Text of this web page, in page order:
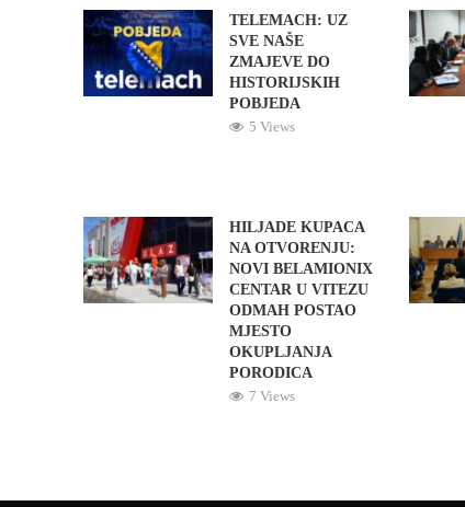
TELEMACH: UZ
SVE NAŠE
ZMAJEVE DO
HISTORIJSKIH
POBJEDA
5 Views
HILJADE KUPACA
NA OTVORENJU:
NOVI BELAMIONIX
CENTAR U VITEZU
ODMAH POSTAO
MJESTO
OKUPLJANJA
PORODICA
7 Views